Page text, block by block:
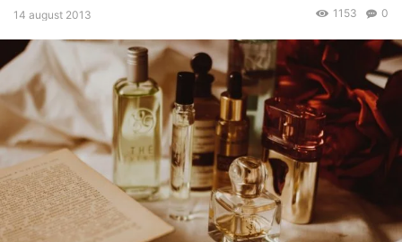
14 august 2013 0
1153